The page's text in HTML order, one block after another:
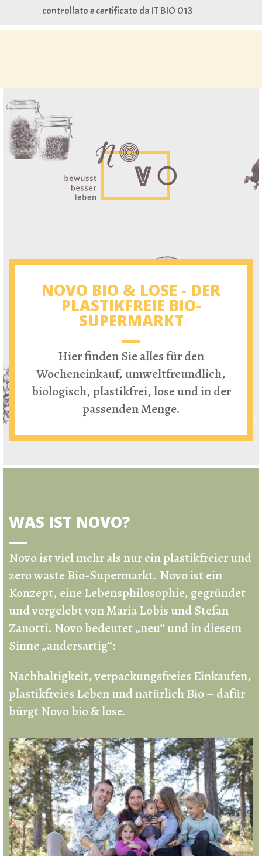
controllato e certificato da IT BIO 013
NOVO BIO & LOSE - DER
PLASTIKFREIE BIO-
SUPERMARKT
Hier finden Sie alles für den
Wocheneinkauf, umweltfreundlich,
biologisch, plastikfrei, lose und in der
passenden Menge.
WAS IST NOVO?
Novo ist viel mehr als nur einplastikfreier und
zero waste Bio-Supermarkt. Novo ist ein
Konzept, eine Lebensphilosophie, gegründet
und vorgelebt von Maria Lobis und Stefan
Zanotti. Novo bedeutet „neu“ und in diesem
Sinne „andersartig“:
Nachhaltigkeit, verpackungsfreies Einkaufen,
plastikfreies Leben und natürlich Bio – dafür
bürgt Novo bio & lose.